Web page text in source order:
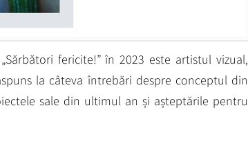
fericite!” în 2023 este artistul vizual,
la câteva întrebări despre conceptul din
sale din ultimul an și așteptările pentru